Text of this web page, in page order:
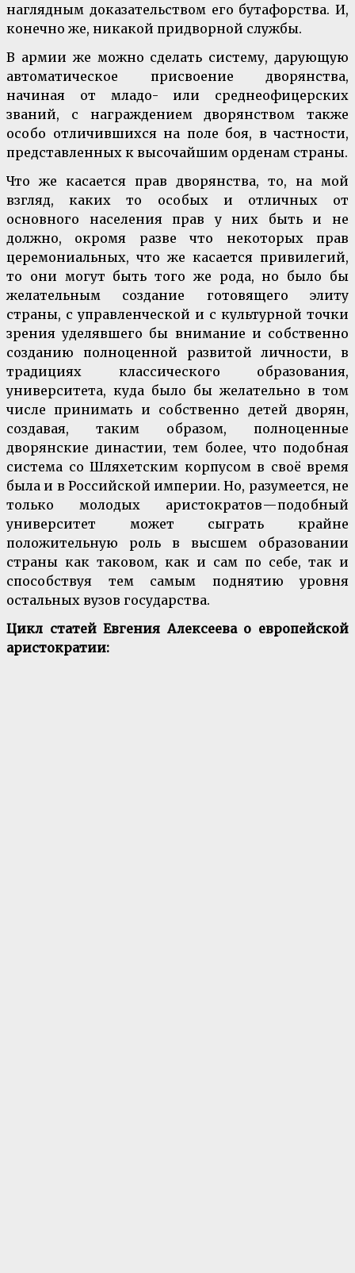
наглядным доказательством его бутафорства. И,
конечно же, никакой придворной службы.
В армии же можно сделать систему, дарующую
автоматическое присвоение дворянства,
начиная от младо- или среднеофицерских
званий, с награждением дворянством также
особо отличившихся на поле боя, в частности,
представленных к высочайшим орденам страны.
Что же касается прав дворянства, то, на мой
взгляд, каких то особых и отличных от
основного населения прав у них быть и не
должно, окромя разве что некоторых прав
церемониальных, что же касается привилегий,
то они могут быть того же рода, но было бы
желательным создание готовящего элиту
страны, с управленческой и с культурной точки
зрения уделявшего бы внимание и собственно
созданию полноценной развитой личности, в
традициях классического образования,
университета, куда было бы желательно в том
числе принимать и собственно детей дворян,
создавая, таким образом, полноценные
дворянские династии, тем более, что подобная
система со Шляхетским корпусом в своё время
была и в Российской империи. Но, разумеется, не
только молодых аристократов — подобный
университет может сыграть крайне
положительную роль в высшем образовании
страны как таковом, как и сам по себе, так и
способствуя тем самым поднятию уровня
остальных вузов государства.
Цикл статей Евгения Алексеева о европейской
аристократии: